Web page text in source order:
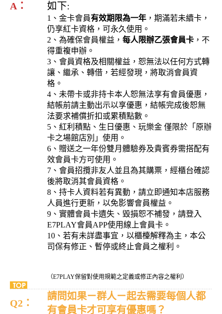
A：
如下:
1、金卡會員有效期限為一年 ，期滿若未續卡，
仍享紅卡資格，可永久使用。
2、為確保會員權益， 每人限辦乙張會員卡 ，不
得重複申辦。
3、會員資格及相關權益，恕無法以任何方式轉
讓、繼承、轉借，若經發現，將取消會員資
格。
4、未帶卡或非持卡本人恕無法享有會員優惠，
結帳前請主動出示以享優惠，結帳完成後恕無
法要求補償折扣或累積點數。
5、紅利積點、生日優惠、玩樂金 僅限於「原辦
卡之場館店別」使用。
6、贈送之一年份雙月體驗券及貴賓券需搭配有
效會員卡方可使用。
7、會員招攬非友人並且為其購票，經櫃台確認
後將取消其會員資格。
8、持卡人資料若有異動，請立即通知本店服務
人員進行更新，以免影響會員權益。
9、實體會員卡遺失、毀損恕不補發，請登入
E7PLAY會員APP使用線上會員卡。
10、若有未詳盡事宜，以櫃檯解釋為主，本公
司保有修正、暫停或終止會員之權利。
（E7PLAY保留對使用規範之定義或修正內容之權利）
Q2：
請問如果ㄧ群人ㄧ起去需要每個人都
有會員卡才可享有優惠嗎？